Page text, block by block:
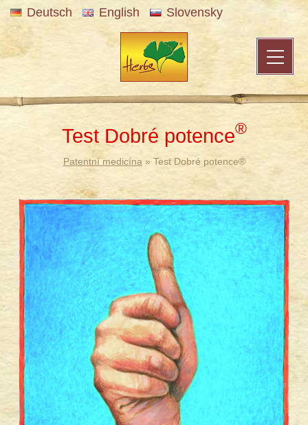
Deutsch English Slovensky
Test Dobré potence®
Patentní medicína» Test Dobré potence®